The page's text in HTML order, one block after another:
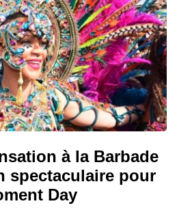
à la Barbade
spectaculaire pour
Day